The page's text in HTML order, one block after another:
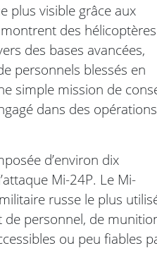
plus visible grâce aux
des hélicoptères
des bases avancées,
personnels blessés en
simple mission de
dans des opérations
d’environ dix
Mi-24P. Le Mi-
russe le plus
de personnel, de
ou peu fiables